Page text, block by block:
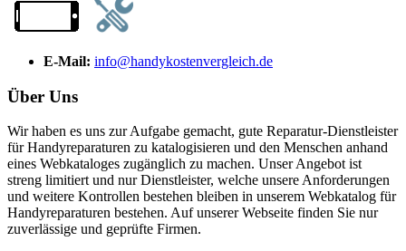
E-Mail: info@handykostenvergleich.de
Über Uns
Wir haben es uns zur Aufgabe gemacht, gute Reparatur-Dienstleister
für Handyreparaturen zu katalogisieren und den Menschen anhand
eines Webkataloges zugänglich zu machen. Unser Angebot ist
streng limitiert und nur Dienstleister, welche unsere Anforderungen
und weitere Kontrollen bestehen bleiben in unserem Webkatalog für
Handyreparaturen bestehen. Auf unserer Webseite finden Sie nur
zuverlässige und geprüfte Firmen.